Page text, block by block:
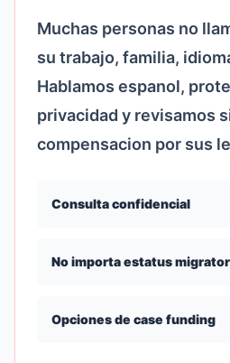
Muchas personas no
su trabajo, familia,
Hablamos espanol,
privacidad y revisamos
compensacion por sus
Consulta confidencial
No importa estatus
Opciones de case funding